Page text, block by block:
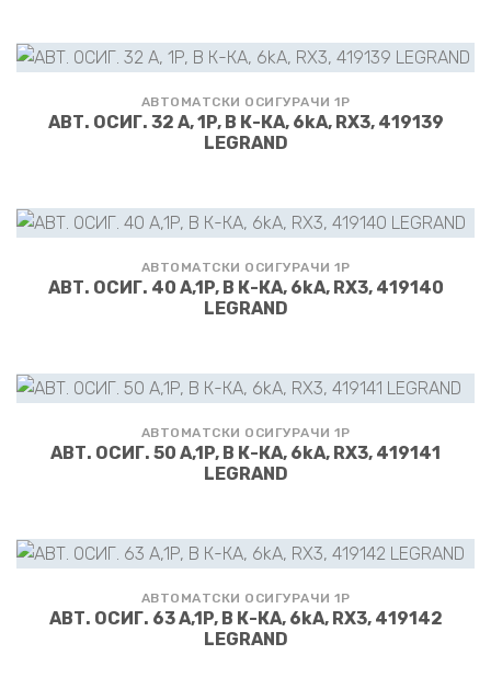
АВТОМАТСКИ ОСИГУРАЧИ 1P
АВТ. ОСИГ. 32 А, 1P, В К-КА, 6kA, RX3, 419139
LEGRAND
АВТОМАТСКИ ОСИГУРАЧИ 1P
АВТ. ОСИГ. 40 А,1P, В К-КА, 6kA, RX3, 419140
LEGRAND
АВТОМАТСКИ ОСИГУРАЧИ 1P
АВТ. ОСИГ. 50 А,1P, В К-КА, 6kA, RX3, 419141
LEGRAND
АВТОМАТСКИ ОСИГУРАЧИ 1P
АВТ. ОСИГ. 63 А,1P, В К-КА, 6kA, RX3, 419142
LEGRAND